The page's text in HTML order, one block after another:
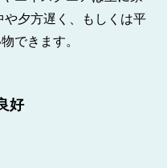
や夕方遅く、もしくは平
できます。
好